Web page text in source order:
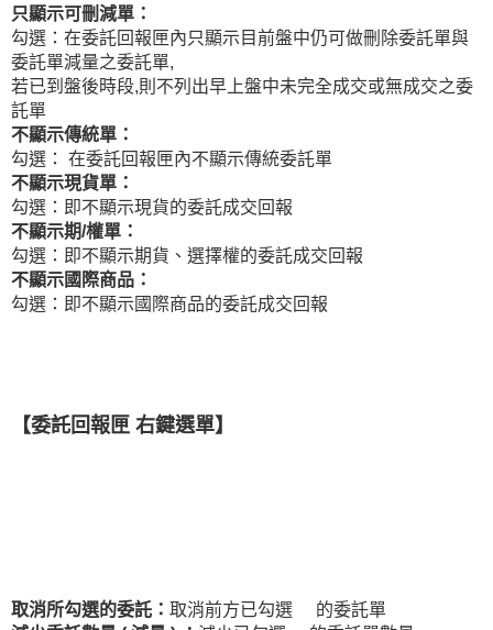
只顯示可刪減單：
勾選：在委託回報匣內只顯示目前盤中仍可做刪除委託單與
委託單減量之委託單,
若已到盤後時段,則不列出早上盤中未完全成交或無成交之委
託單
不顯示傳統單：
勾選： 在委託回報匣內不顯示傳統委託單
不顯示現貨單：
勾選：即不顯示現貨的委託成交回報
不顯示期/權單：
勾選：即不顯示期貨、選擇權的委託成交回報
不顯示國際商品：
勾選：即不顯示國際商品的委託成交回報
【委託回報匣 右鍵選單】
取消所勾選的委託： 取消前方已勾選
的委託單